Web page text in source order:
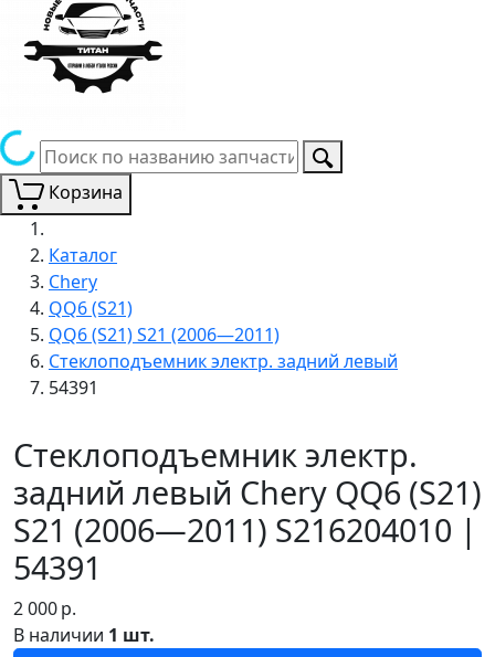
Корзина
Каталог
Chery
QQ6 (S21)
QQ6 (S21) S21 (2006—2011)
Стеклоподъемник электр. задний левый
54391
Стеклоподъемник электр.
задний левый Chery QQ6 (S21)
S21 (2006—2011) S216204010 |
54391
2 000р.
В наличии 1 шт.